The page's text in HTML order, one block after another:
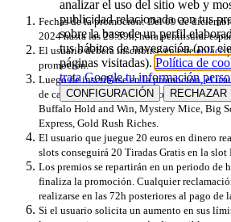
Fechas de la promoción: Del 09 de
2024 hasta las 23:59h, hora peninsular
El usuario deberá inscribirse en esteenlace
promoción.
Luego de inscribirse en la promoción, el
de casino por jugar en las slots
Buffalo Hold and Win, Mystery Mice, Big
Express, Gold Rush Riches.
El usuario que juegue 20 euros en dinero
slots conseguirá 20 Tiradas Gratis en la slot
Los premios se repartirán en un periodo de
finaliza la promoción. Cualquier
realizarse en las 72h posteriores al pago de
Si el usuario solicita un aumento en sus
analizar el uso del sitio web y
publicidad relacionada con tus
sobre la base de un perfil
tus hábitos de navegación (por
páginas visitadas). Política de
trata Google tu información
CONFIGURACIÓN RECHAZAR